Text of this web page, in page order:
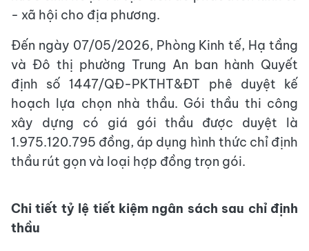
- xã hội cho địa phương.
Đến ngày 07/05/2026, Phòng Kinh tế, Hạ tầng
và Đô thị phường Trung An ban hành Quyết
định số 1447/QĐ-PKTHT&ĐT phê duyệt kế
hoạch lựa chọn nhà thầu. Gói thầu thi công
xây dựng có giá gói thầu được duyệt là
1.975.120.795 đồng, áp dụng hình thức chỉ định
thầu rút gọn và loại hợp đồng trọn gói.
Chi tiết tỷ lệ tiết kiệm ngân sách sau chỉ định
thầu